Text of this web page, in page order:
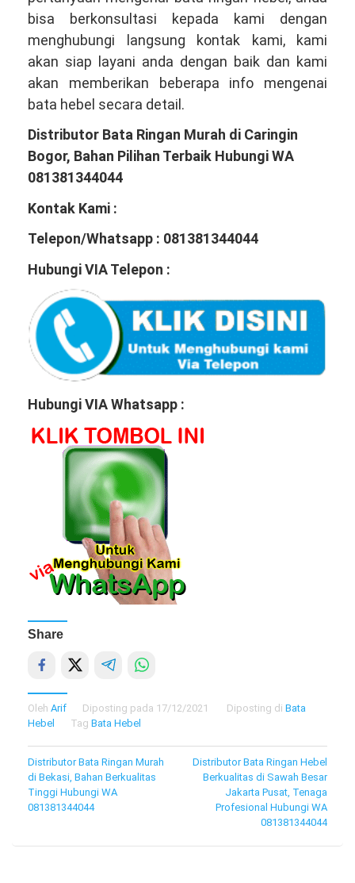
bisa berkonsultasi kepada kami dengan
menghubungi langsung kontak kami, kami
akan siap layani anda dengan baik dan kami
akan memberikan beberapa info mengenai
bata hebel secara detail.
Distributor Bata Ringan Murah di Caringin
Bogor, Bahan Pilihan Terbaik Hubungi WA
081381344044
Kontak Kami :
Telepon/Whatsapp : 081381344044
Hubungi VIA Telepon :
Hubungi VIA Whatsapp :
Share
Oleh Arif Diposting pada 17/12/2021 Diposting di Bata
Hebel
Tag Bata Hebel
Navigasi
pos
Distributor Bata Ringan Murah
di Bekasi, Bahan Berkualitas
Tinggi Hubungi WA
081381344044
Distributor Bata Ringan Hebel
Berkualitas di Sawah Besar
Jakarta Pusat, Tenaga
Profesional Hubungi WA
081381344044